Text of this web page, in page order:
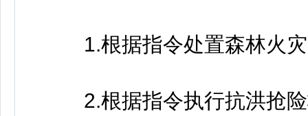
1.根据指令处置森林火
2.根据指令执行抗洪抢险